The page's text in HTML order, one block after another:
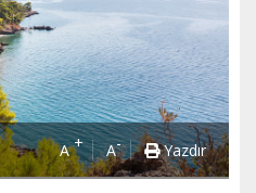
A+ A- Yazdır